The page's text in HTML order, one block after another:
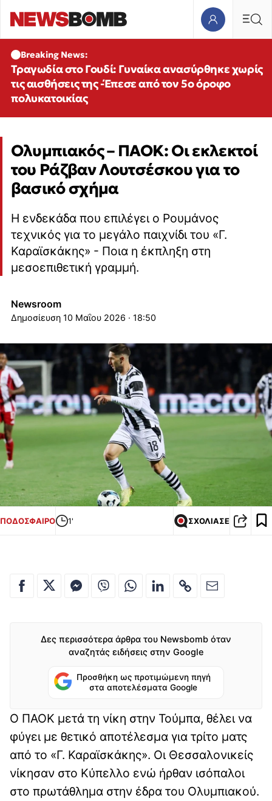
Breaking News:
Τραγωδία στο Γουδί: Γυναίκα ανασύρθηκε χωρίς
τις αισθήσεις της -Έπεσε από τον 5ο όροφο
πολυκατοικίας
Ολυμπιακός – ΠΑΟΚ: Οι εκλεκτοί
του Ράζβαν Λουτσέσκου για το
βασικό σχήμα
Η ενδεκάδα που επιλέγει ο Ρουμάνος
τεχνικός για το μεγάλο παιχνίδι του «Γ.
Καραϊσκάκης» - Ποια η έκπληξη στη
μεσοεπιθετική γραμμή.
Newsroom
10 Μαΐου 2026 · 18:50
ΠΟΔΟΣΦΑΙΡΟ 1' ΣΧΟΛΙΑΣΕ
Δες περισσότερα άρθρα του Newsbomb όταν
αναζητάς ειδήσεις στην Google
Προσθήκη ως προτιμώμενη πηγή
στα αποτελέσματα Google
Ο ΠΑΟΚ μετά τη νίκη στην Τούμπα, θέλει να
φύγει με θετικό αποτέλεσμα για τρίτο ματς
από το «Γ. Καραϊσκάκης». Οι Θεσσαλονικείς
νίκησαν στο Κύπελλο ενώ ήρθαν ισόπαλοι
στο πρωτάθλημα στην έδρα του Ολυμπιακού.